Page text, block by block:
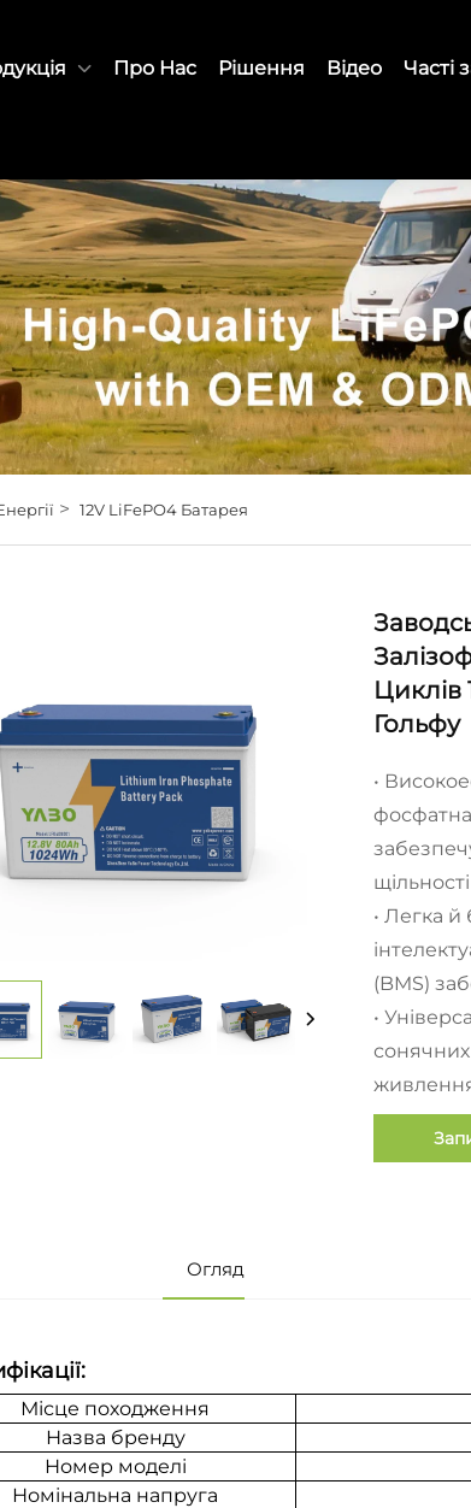
Про Нас Рішення Відео Часті
> 12V LiFePO4 Батарея
Циклів
Гольфу
•
• Легка й
(BMS)
•
сонячних
Огляд
Місце походження
Назва бренду
Номер моделі
Номінальна напруга